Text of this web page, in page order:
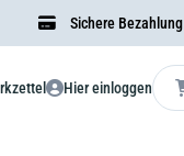
Sichere Bezahlung
Hier einloggen